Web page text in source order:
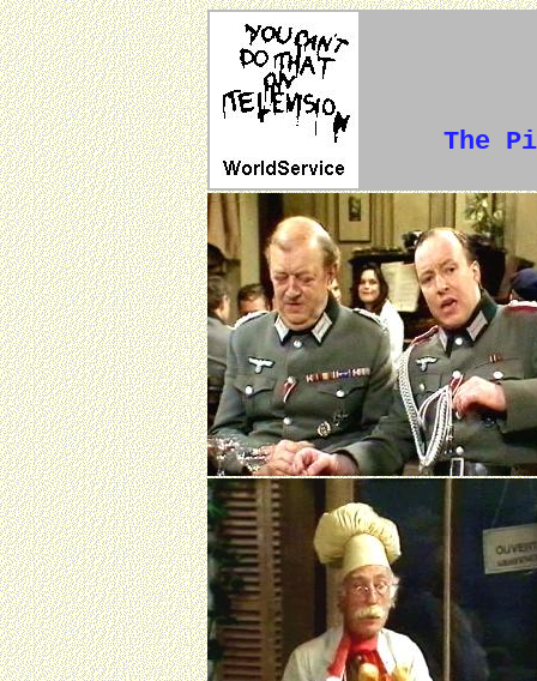
The